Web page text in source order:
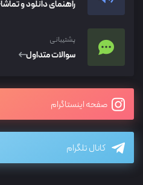
راهنمای دانلود و تماشا
پشتیبانی
سوالات متداول
صفحه اینستاگرام
کانال تلگرام